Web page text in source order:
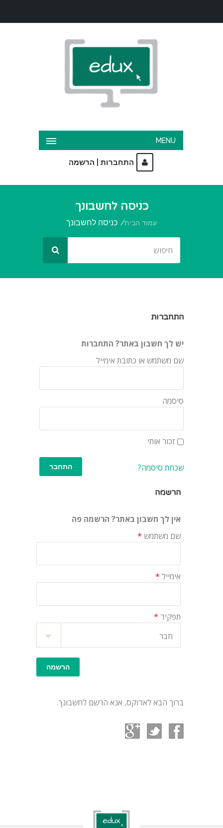
MENU
התחברות הרשמה
כניסה לחשבונך
עמוד הבית כניסה לחשבונך
התחברות
יש לך חשבון באתר? התחברות
שם משתמש או כתובת אימייל
סיסמה
זכור אותי
שכחת סיסמה?
הרשמה
אין לך חשבון באתר? הרשמה פה
שם משתמש *
אימייל*
תפקיד *
ברוך הבא לאדוקס, אנא הרשם לחשבונך.